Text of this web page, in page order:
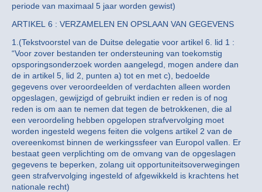
periode van maximaal 5 jaar worden gewist)
ARTIKEL 6 : VERZAMELEN EN OPSLAAN VAN GEGEVENS
1.(Tekstvoorstel van de Duitse delegatie voor artikel 6. lid 1 :
“Voor zover bestanden ter ondersteuning van toekomstig
opsporingsonderzoek worden aangelegd, mogen andere dan
de in artikel 5, lid 2, punten a) tot en met c), bedoelde
gegevens over veroordeelden of verdachten alleen worden
opgeslagen, gewijzigd of gebruikt indien er reden is of nog
reden is om aan te nemen dat tegen de betrokkenen, die al
een veroordeling hebben opgelopen strafvervolging moet
worden ingesteld wegens feiten die volgens artikel 2 van de
overeenkomst binnen de werkingssfeer van Europol vallen. Er
bestaat geen verplichting om de omvang van de opgeslagen
gegevens te beperken, zolang uit opportuniteitsoverwegingen
geen strafvervolging ingesteld of afgewikkeld is krachtens het
nationale recht)